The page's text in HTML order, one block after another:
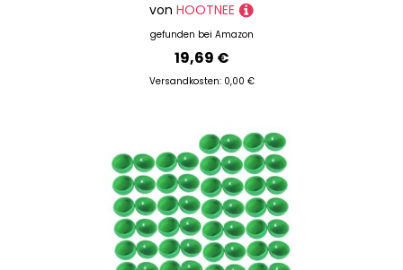
von HOOTNEE
gefunden bei Amazon
19,69 €
Versandkosten: 0,00 €